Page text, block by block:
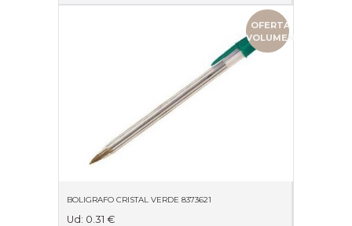
OFERTA
VOLUMEN
BOLIGRAFO CRISTAL VERDE 8373621
Ud: 0.31 €